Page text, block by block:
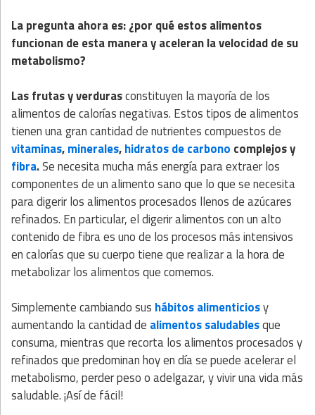
La pregunta ahora es: ¿por qué estos alimentos
funcionan de esta manera y aceleran la velocidad de su
metabolismo?
Las frutas y verdurasconstituyen la mayoría de los
alimentos de calorías negativas. Estos tipos de alimentos
tienen una gran cantidad de nutrientes compuestos de
vitaminas,minerales,hidratos de carbono complejos y
fibra.Se necesita mucha más energía para extraer los
componentes de un alimento sano que lo que se necesita
para digerir los alimentos procesados llenos de azúcares
refinados. En particular, el digerir alimentos con un alto
contenido de fibra es uno de los procesos más intensivos
en calorías que su cuerpo tiene que realizar a la hora de
metabolizar los alimentos que comemos.
Simplemente cambiando sus hábitos alimenticiosy
aumentando la cantidad de alimentos saludablesque
consuma, mientras que recorta los alimentos procesados y
refinados que predominan hoy en día se puede acelerar el
metabolismo, perder peso o adelgazar, y vivir una vida más
saludable. ¡Así de fácil!